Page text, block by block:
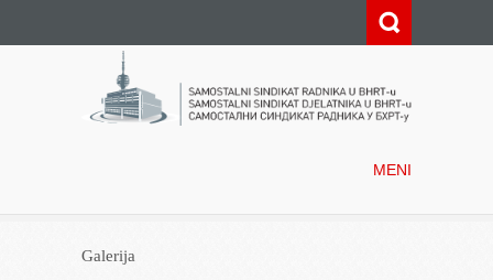
MENI
Galerija